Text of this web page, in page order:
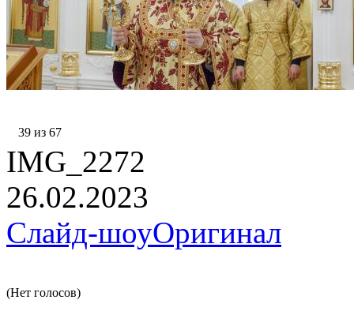
39 из 67
IMG_2272
26.02.2023
Слайд-шоуОригинал
(Нет голосов)